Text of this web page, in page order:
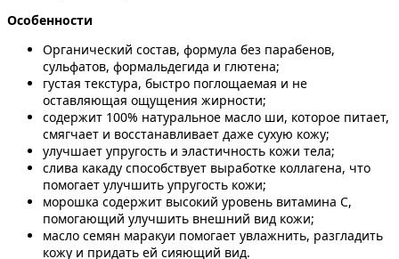
Особенности
Органический состав, формула без парабенов,
сульфатов, формальдегида и глютена;
густая текстура, быстро поглощаемая и не
оставляющая ощущения жирности;
содержит 100% натуральное масло ши, которое питает,
смягчает и восстанавливает даже сухую кожу;
улучшает упругость и эластичность кожи тела;
слива какаду способствует выработке коллагена, что
помогает улучшить упругость кожи;
морошка содержит высокий уровень витамина С,
помогающий улучшить внешний вид кожи;
масло семян маракуи помогает увлажнить, разгладить
кожу и придать ей сияющий вид.